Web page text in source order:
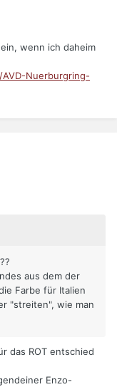
wenn ich daheim
Nuerburgring-
aus dem der
Farbe für Italien
"streiten", wie man
das ROT entschied
Enzo-